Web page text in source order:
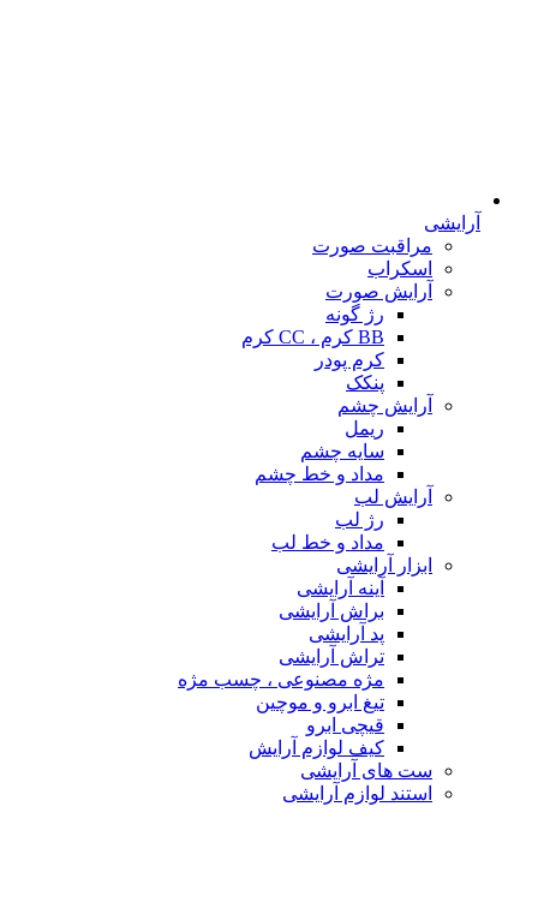
آرایشی
مراقبت صورت
اسکراب
آرایش صورت
رژ گونه
BB کرم ، CC کرم
کرم پودر
پنکک
آرایش چشم
ریمل
سایه چشم
مداد و خط چشم
آرایش لب
رژ لب
مداد و خط لب
ابزار آرایشی
آینه آرایشی
براش آرایشی
پد آرایشی
تراش آرایشی
مژه مصنوعی ، چسب مژه
تیغ ابرو و موچین
قیچی ابرو
کیف لوازم آرایش
ست های آرایشی
استند لوازم آرایشی